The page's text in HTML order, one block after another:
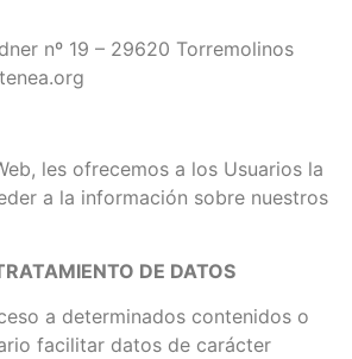
nº 19 – 29620 Torremolinos
les ofrecemos a los Usuarios la
a la información sobre nuestros
DE DATOS
a determinados contenidos o
facilitar datos de carácter